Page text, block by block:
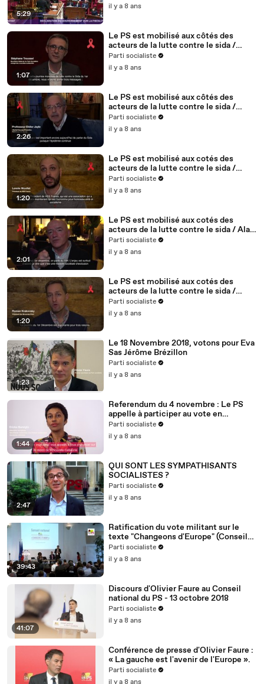
5:29
il y a 8 ans
1:07
Le PS est mobilisé aux côtés des
acteurs de la lutte contre le sida /
Stéphane Troussel - 2/5
Parti socialiste
il y a 8 ans
2:26
Le PS est mobilisé aux côtés des
acteurs de la lutte contre le sida /
Didier Jayle, médecin, fondateur du
site vih.org - 1/5
Parti socialiste
il y a 8 ans
1:20
Le PS est mobilisé aux cotés des
acteurs de la lutte contre le sida /
Lennie Nicollet, président de HES -
5/5
Parti socialiste
il y a 8 ans
2:01
Le PS est mobilisé aux cotés des
acteurs de la lutte contre le sida / Alain
BONNINEAU, président de AIDES IDF /
4/5
Parti socialiste
il y a 8 ans
1:20
Le PS est mobilisé aux cotés des
acteurs de la lutte contre le sida /
Roman Krakovsky, président de
Séropotes - 3/5
Parti socialiste
il y a 8 ans
1:23
Le 18 Novembre 2018, votons pour Eva
Sas Jérôme Brézillon
Parti socialiste
il y a 8 ans
1:44
Referendum du 4 novembre : Le PS
appelle à participer au vote en
Nouvelle-Calédonie
Parti socialiste
il y a 8 ans
2:47
QUI SONT LES SYMPATHISANTS
SOCIALISTES ?
Parti socialiste
il y a 8 ans
39:43
Ratification du vote militant sur le
texte "Changeons d'Europe" (Conseil
national du 13/10/2018)
Parti socialiste
il y a 8 ans
41:07
Discours d'Olivier Faure au Conseil
national du PS - 13 octobre 2018
Parti socialiste
il y a 8 ans
Conférence de presse d'Olivier Faure :
« La gauche est l'avenir de l'Europe ».
Parti socialiste